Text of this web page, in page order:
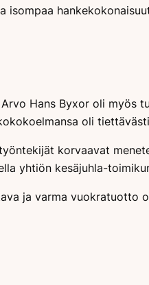
isompaa
Hans Byxor oli myös
oli
korvaavat
yhtiön kesäjuhla-
ja varma vuokratuotto